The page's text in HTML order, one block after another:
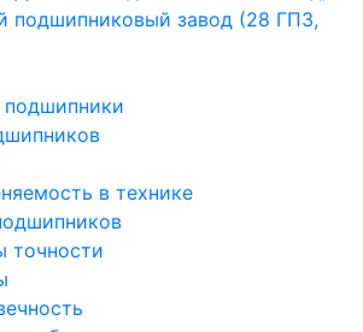
подшипниковый завод (28 ГПЗ,
в технике
точности